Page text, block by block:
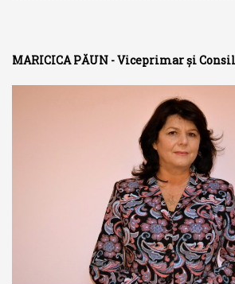
MARICICA PĂUN - Viceprimar și